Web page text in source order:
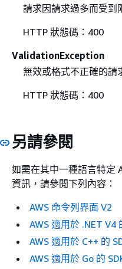
請求因請求過多而受到
HTTP 狀態碼：400
ValidationException
無效或格式不正確的請
HTTP 狀態碼：400
另請參閱
如需在其中一種語言特定
資訊，請參閱下列內容：
AWS 命令列界面 V2
AWS 適用於 .NET V4
AWS 適用於 C++ 的
AWS 適用於 Go 的